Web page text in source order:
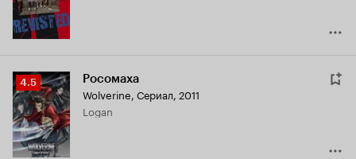
Рейтинг
Кинопоиска
4.5
4.5 Росомаха
Wolverine, Сериал, 2011
Logan